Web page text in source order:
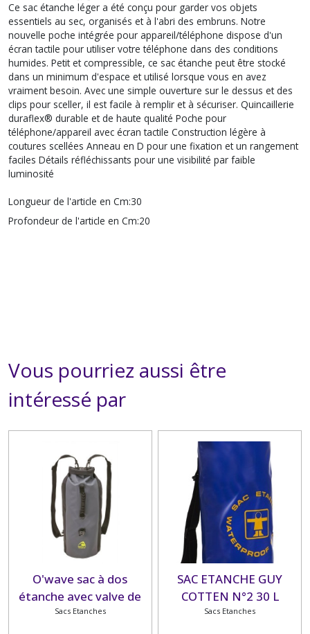
Ce sac étanche léger a été conçu pour garder vos objets
essentiels au sec, organisés et à l'abri des embruns. Notre
nouvelle poche intégrée pour appareil/téléphone dispose d'un
écran tactile pour utiliser votre téléphone dans des conditions
humides. Petit et compressible, ce sac étanche peut être stocké
dans un minimum d'espace et utilisé lorsque vous en avez
vraiment besoin. Avec une simple ouverture sur le dessus et des
clips pour sceller, il est facile à remplir et à sécuriser. Quincaillerie
duraflex® durable et de haute qualité Poche pour
téléphone/appareil avec écran tactile Construction légère à
coutures scellées Anneau en D pour une fixation et un rangement
faciles Détails réfléchissants pour une visibilité par faible
luminosité
Longueur de l'article en Cm:30
Profondeur de l'article en Cm:20
Vous pourriez aussi être
intéressé par
O'wave sac à dos
étanche avec valve de
gonflage 30L gris
Sacs Etanches
SAC ETANCHE GUY
COTTEN N°2 30 L
Sacs Etanches